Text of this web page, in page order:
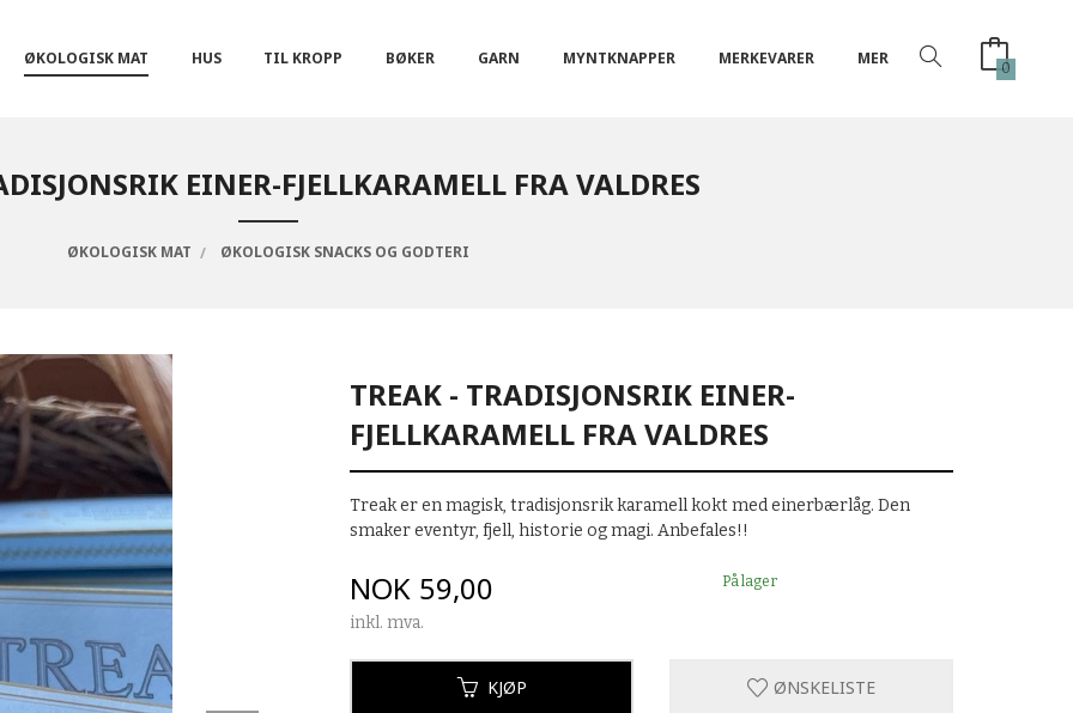
ØKOLOGISK MAT HUS TIL KROPP BØKER GARN MYNTKNAPPER MERKEVARER MER 0
EINER-FJELLKARAMELL FRA VALDRES
ØKOLOGISK MAT ØKOLOGISK SNACKS OG GODTERI
TREAK - TRADISJONSRIK EINER-
FJELLKARAMELL FRA VALDRES
Treak er en magisk, tradisjonsrik karamell kokt med einerbærlåg. Den
smaker eventyr, fjell, historie og magi. Anbefales!!
Pris
NOK 59,00
inkl. mva.
På lager
KJØP ØNSKELISTE